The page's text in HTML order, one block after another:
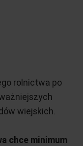
rolnictwa po
wiejskich.
chce minimum